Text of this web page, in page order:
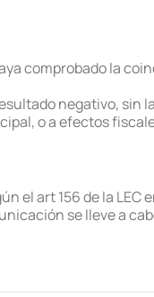
comprobado la
negativo, sin
o a efectos
el art 156 de la LEC
se lleve a